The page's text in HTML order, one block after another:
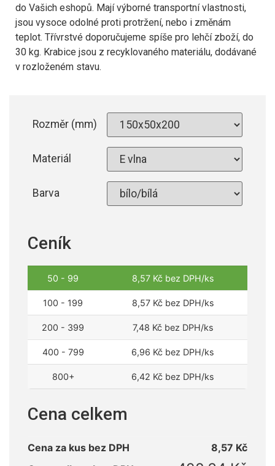
do Vašich eshopů. Mají výborné transportní vlastnosti,
jsou vysoce odolné proti protržení, nebo i změnám
teplot. Třívrstvé doporučujeme spíše pro lehčí zboží, do
30 kg. Krabice jsou z recyklovaného materiálu, dodávané
v rozloženém stavu.
Rozměr (mm)
Materiál
Barva
Ceník
50 - 99 8,57 Kčbez DPH/ks
100 - 199 8,57 Kčbez DPH/ks
200 - 399 7,48 Kčbez DPH/ks
400 - 799 6,96 Kč bez DPH/ks
800+ 6,42 Kč bez DPH/ks
Cena celkem
Cena za kus bez DPH 8,57 Kč